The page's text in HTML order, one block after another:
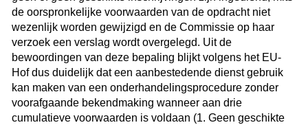
de oorspronkelijke voorwaarden van de opdracht niet
wezenlijk worden gewijzigd en de Commissie op haar
verzoek een verslag wordt overgelegd. Uit de
bewoordingen van deze bepaling blijkt volgens het EU-
Hof dus duidelijk dat een aanbestedende dienst gebruik
kan maken van een onderhandelingsprocedure zonder
voorafgaande bekendmaking wanneer aan drie
cumulatieve voorwaarden is voldaan (1. Geen geschikte